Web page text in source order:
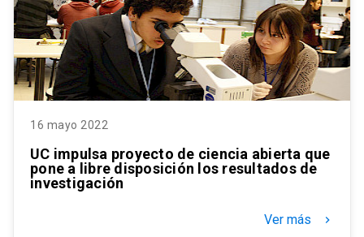
16 mayo 2022
UC impulsa proyecto de ciencia abierta que
pone a libre disposición los resultados de
investigación
Ver más keyboard_arrow_right